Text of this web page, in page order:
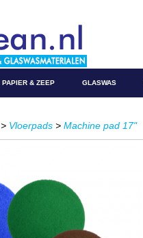
PAPIER & ZEEP GLASWAS
> Vloerpads > Machine pad 17"